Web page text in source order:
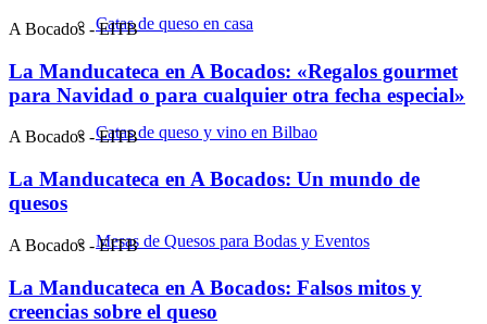
Catas de queso en casa
Catas de queso y vino en Bilbao
Mesas de Quesos para Bodas y Eventos
A Bocados - EITB
La Manducateca en A Bocados: «Regalos gourmet
para Navidad o para cualquier otra fecha especial»
A Bocados - EITB
La Manducateca en A Bocados: Un mundo de
quesos
A Bocados - EITB
La Manducateca en A Bocados: Falsos mitos y
creencias sobre el queso